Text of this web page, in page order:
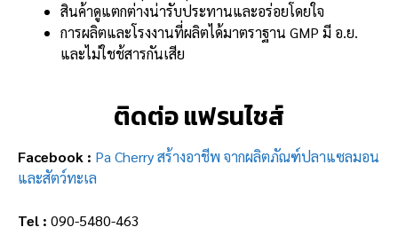
สินค้าดูแตกต่างน่ารับประทานและอร่อยโดยใจ
การผลิตและโรงงานที่ผลิตได้มาตราฐาน GMP มี อ.ย.
และไม่ใชช้สารกันเสีย
ติดต่อ แฟรนไชส์
Facebook : Pa Cherry สร้างอาชีพ จากผลิตภัณฑ์ปลาแซลมอน
และสัตว์ทะเล
Tel : 090-5480-463